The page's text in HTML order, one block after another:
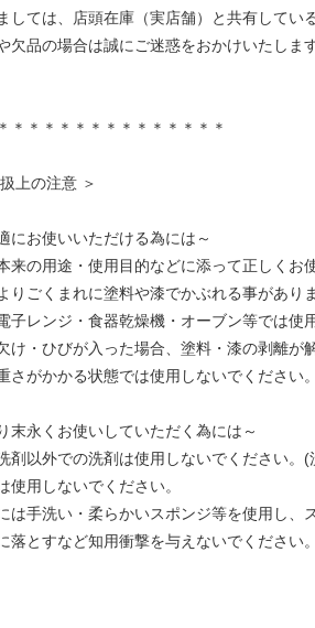
しては、店頭在庫（実店舗）と共有して
欠品の場合は誠にご迷惑をおかけいたし
＊＊＊＊＊＊＊＊＊＊＊＊＊＊
上の注意 ＞
にお使いいただける為には～
来の用途・使用目的などに添って正しくお
りごくまれに塗料や漆でかぶれる事があり
子レンジ・食器乾燥機・オーブン等では使
け・ひびが入った場合、塗料・漆の剥離が
さがかかる状態では使用しないでください。
末永くお使いしていただく為には～
剤以外での洗剤は使用しないでください。
使用しないでください。
は手洗い・柔らかいスポンジ等を使用し、
落とすなど知用衝撃を与えないでください。